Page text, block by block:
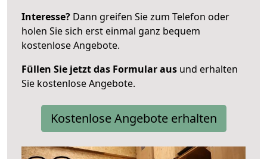
Interesse? Dann greifen Sie zum Telefon oder
holen Sie sich erst einmal ganz bequem
kostenlose Angebote.
Füllen Sie jetzt das Formular aus und erhalten
Sie kostenlose Angebote.
Kostenlose Angebote erhalten